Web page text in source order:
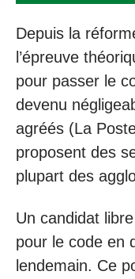
Depuis la
l’épreuve
pour passer le
devenu
agréés (La
proposent des
plupart des
Un candidat
pour le code en
lendemain. Ce